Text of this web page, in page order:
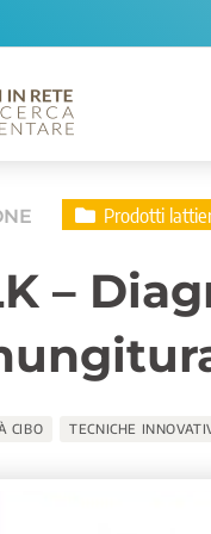
Prodotti
–
CIBO TECNICHE